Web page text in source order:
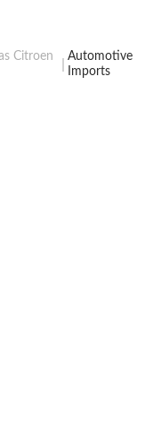
Citroen
Automotive
Imports